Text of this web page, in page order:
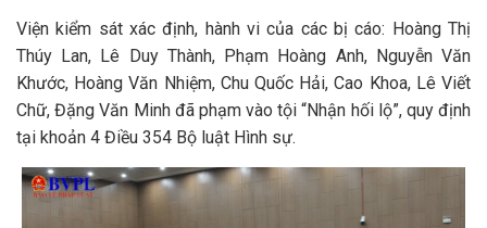
Viện kiểm sát xác định, hành vi của các bị cáo: Hoàng Thị
Thúy Lan, Lê Duy Thành, Phạm Hoàng Anh, Nguyễn Văn
Khước, Hoàng Văn Nhiệm, Chu Quốc Hải, Cao Khoa, Lê Viết
Chữ, Đặng Văn Minh đã phạm vào tội “Nhận hối lộ”, quy định
tại khoản 4 Điều 354 Bộ luật Hình sự.